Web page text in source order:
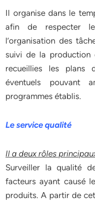
Il organise dans le
afin de respecter
l’organisation des
suivi de la
recueillies les plans
éventuels pouvant
programmes établis.
Le service qualité
Il a deux rôles
Surveiller la qualité
facteurs ayant causé
produits. A partir de